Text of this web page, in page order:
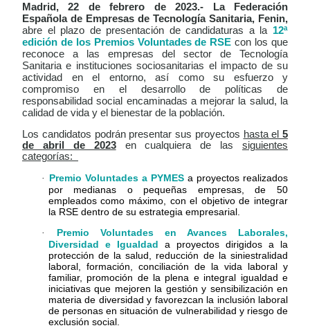
Madrid, 22 de febrero de 2023.- La Federación
Española de Empresas de Tecnología Sanitaria, Fenin,
abre el plazo de presentación de candidaturas a la 12ª
edición de los Premios Voluntades de RSE con los que
reconoce a las empresas del sector de Tecnología
Sanitaria e instituciones sociosanitarias el impacto de su
actividad en el entorno, así como su esfuerzo y
compromiso en el desarrollo de políticas de
responsabilidad social encaminadas a mejorar la salud, la
calidad de vida y el bienestar de la población.
Los candidatos podrán presentar sus proyectos hasta el 5
de abril de 2023en cualquiera de las siguientes
categorías:
· Premio Voluntades a PYMES a proyectos realizados
por medianas opequeñas empresas, de 50
empleados como máximo, con el objetivo de integrar
la RSE dentro de su estrategia empresarial.
· Premio Voluntades en Avances Laborales,
Diversidad e Igualdad a proyectos dirigidos a la
protección de la salud, reducción de la siniestralidad
laboral, formación, conciliación de la vida laboral y
familiar, promoción de la plena e integral igualdad e
iniciativas que mejoren la gestión y sensibilización en
materia de diversidad y favorezcan la inclusión laboral
de personas en situación de vulnerabilidad y riesgo de
exclusión social.